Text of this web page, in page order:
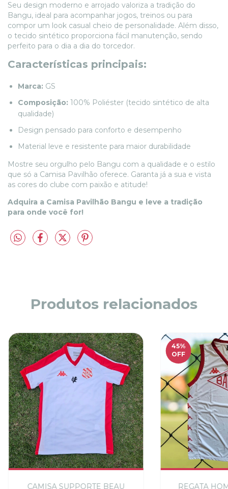
Seu design moderno e arrojado valoriza a tradição do
Bangu, ideal para acompanhar jogos, treinos ou para
compor um look casual cheio de personalidade. Além disso,
o tecido sintético proporciona fácil manutenção, sendo
perfeito para o dia a dia do torcedor.
Características principais:
Marca: GS
Composição: 100% Poliéster (tecido sintético de alta
qualidade)
Design pensado para conforto e desempenho
Material leve e resistente para maior durabilidade
Mostre seu orgulho pelo Bangu com a qualidade e o estilo
que só a Camisa Pavilhão oferece. Garanta já a sua e vista
as cores do clube com paixão e atitude!
Adquira a Camisa Pavilhão Bangu e leve a tradição
para onde você for!
Produtos relacionados
CAMISA SUPPORTE BEAU
45%
OFF
REGATA